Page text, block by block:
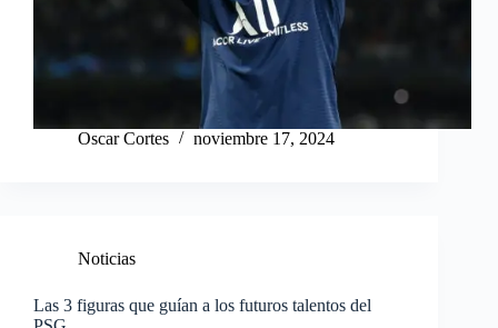
Oscar Cortes noviembre 17, 2024
Noticias
Las 3 figuras que guían a los futuros talentos del